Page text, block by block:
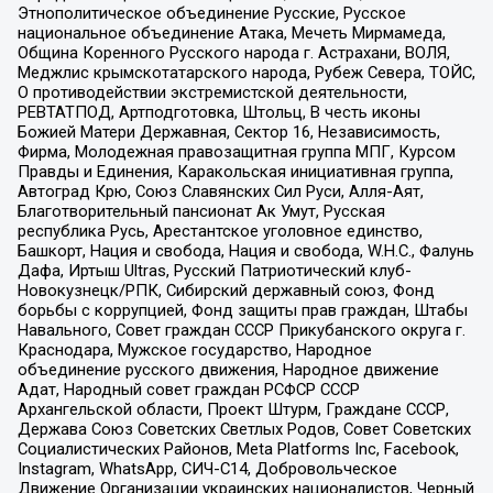
Этнополитическое объединение Русские, Русское
национальное объединение Атака, Мечеть Мирмамеда,
Община Коренного Русского народа г. Астрахани, ВОЛЯ,
Меджлис крымскотатарского народа, Рубеж Севера, ТОЙС,
О противодействии экстремистской деятельности,
РЕВТАТПОД, Артподготовка, Штольц, В честь иконы
Божией Матери Державная, Сектор 16, Независимость,
Фирма, Молодежная правозащитная группа МПГ, Курсом
Правды и Единения, Каракольская инициативная группа,
Автоград Крю, Союз Славянских Сил Руси, Алля-Аят,
Благотворительный пансионат Ак Умут, Русская
республика Русь, Арестантское уголовное единство,
Башкорт, Нация и свобода, Нация и свобода, W.H.С., Фалунь
Дафа, Иртыш Ultras, Русский Патриотический клуб-
Новокузнецк/РПК, Сибирский державный союз, Фонд
борьбы с коррупцией, Фонд защиты прав граждан, Штабы
Навального, Совет граждан СССР Прикубанского округа г.
Краснодара, Мужское государство, Народное
объединение русского движения, Народное движение
Адат, Народный совет граждан РСФСР СССР
Архангельской области, Проект Штурм, Граждане СССР,
Держава Союз Советских Светлых Родов, Совет Советских
Социалистических Районов, Meta Platforms Inc, Facebook,
Instagram, WhatsApp, СИЧ-С14, Добровольческое
Движение Организации украинских националистов, Черный